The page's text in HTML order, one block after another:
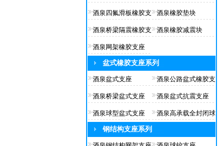
酒泉四氟滑板橡胶支 酒泉橡胶垫块
酒泉桥梁隔震橡胶支 酒泉橡胶减震块
酒泉网架橡胶支座
盆式橡胶支座系列
酒泉盆式支座 酒泉公路盆式橡胶支
酒泉桥梁盆式支座 酒泉盆式抗震支座
酒泉球型盆式支座 酒泉高承载全封闭球
钢结构支座系列